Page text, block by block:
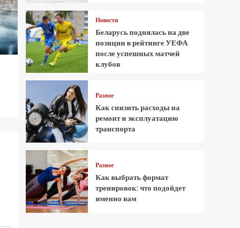
Новости
Беларусь поднялась на две
позиции в рейтинге УЕФА
после успешных матчей
клубов
Разное
Как снизить расходы на
ремонт и эксплуатацию
транспорта
Разное
Как выбрать формат
тренировок: что подойдет
именно вам